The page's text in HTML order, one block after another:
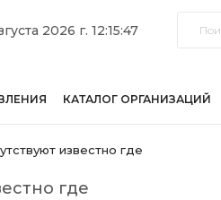
2026 г. 12:15:47
КАТАЛОГ ОРГАНИЗАЦИЙ
известно где
где